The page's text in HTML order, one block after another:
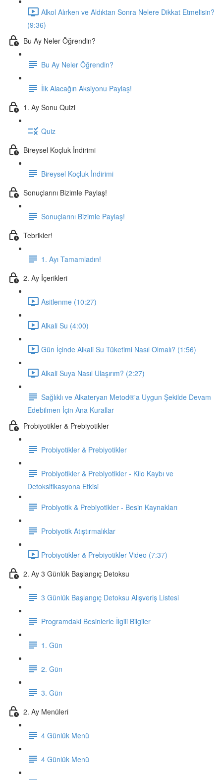
Alkol Alırken ve Aldıktan Sonra Nelere Dikkat Etmelisin?
(9:36)
Bu Ay Neler Öğrendin?
Bu Ay Neler Öğrendin?
İlk Alacağın Aksiyonu Paylaş!
1. Ay Sonu Quizi
Quiz
Bireysel Koçluk İndirimi
Bireysel Koçluk İndirimi
Sonuçlarını Bizimle Paylaş!
Sonuçlarını Bizimle Paylaş!
Tebrikler!
1. Ayı Tamamladın!
2. Ay İçerikleri
Asitlenme (10:27)
Alkali Su (4:00)
Gün İçinde Alkali Su Tüketimi Nasıl Olmalı? (1:56)
Alkali Suya Nasıl Ulaşırım? (2:27)
Sağlıklı ve Alkateryan Metod®'a Uygun Şekilde Devam
Edebilmen İçin Ana Kurallar
Probiyotikler & Prebiyotikler
Probiyotikler & Prebiyotikler
Probiyotikler & Prebiyotikler - Kilo Kaybı ve
Detoksifikasyona Etkisi
Probiyotik & Prebiyotikler - Besin Kaynakları
Probiyotik Atıştırmalıklar
Probiyotikler & Prebiyotikler Video (7:37)
2. Ay 3 Günlük Başlangıç Detoksu
3 Günlük Başlangıç Detoksu Alışveriş Listesi
Programdaki Besinlerle İlgili Bilgiler
1. Gün
2. Gün
3. Gün
2. Ay Menüleri
4 Günlük Menü
4 Günlük Menü